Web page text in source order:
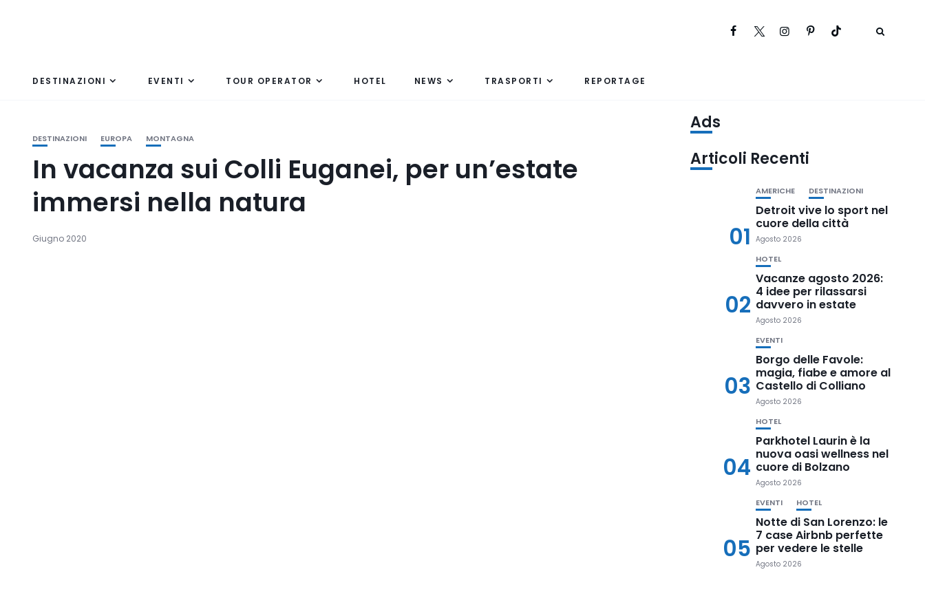
DESTINAZIONI EVENTI TOUR OPERATOR HOTEL NEWS TRASPORTI REPORTAGE
DESTINAZIONI EUROPA MONTAGNA
In vacanza sui Colli Euganei, per un’estate
immersi nella natura
Giugno 2020
Ads
Articoli Recenti
01
AMERICHE DESTINAZIONI
Detroit vive lo sport nel
cuore della città
Agosto 2026
02
HOTEL
Vacanze agosto 2026:
4 idee per rilassarsi
davvero in estate
Agosto 2026
03
EVENTI
Borgo delle Favole:
magia, fiabe e amore al
Castello di Colliano
Agosto 2026
04
HOTEL
Parkhotel Laurin è la
nuova oasi wellness nel
cuore di Bolzano
Agosto 2026
05
EVENTI HOTEL
Notte di San Lorenzo: le
7 case Airbnb perfette
per vedere le stelle
Agosto 2026